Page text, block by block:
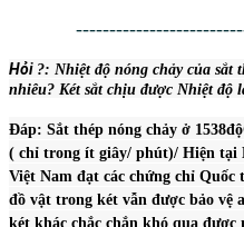
Hỏi ?: Nhiệt độ nóng chảy của sắt
nhiêu? Két sắt chịu được Nhiệt độ
Đáp: Sắt thép nóng chảy ở
( chỉ trong ít giây/ phút)/ Hiện tại
Việt Nam đạt các chứng chỉ Quốc
đồ vật trong két vẫn được bảo vệ
két khác chắc chắn khó qua được